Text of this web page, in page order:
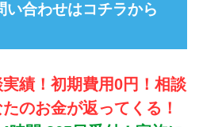
い合わせはコチラから
績！初期費用0円！相談
のお金が返ってくる！